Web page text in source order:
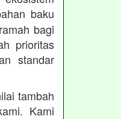
baku
bagi
prioritas
standar
tambah
Kami